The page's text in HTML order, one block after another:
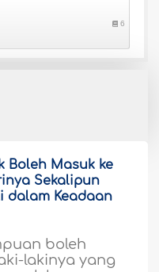
6
Boleh Masuk ke
Sekalipun
dalam Keadaan
boleh
lakinya yang